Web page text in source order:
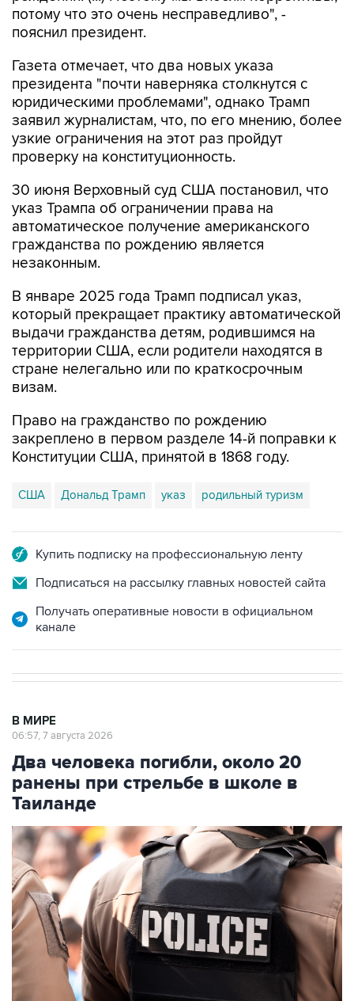
потому что это очень несправедливо", -
пояснил президент.
Газета отмечает, что два новых указа
президента "почти наверняка столкнутся с
юридическими проблемами", однако Трамп
заявил журналистам, что, по его мнению, более
узкие ограничения на этот раз пройдут
проверку на конституционность.
30 июня Верховный суд США постановил, что
указ Трампа об ограничении права на
автоматическое получение американского
гражданства по рождению является
незаконным.
В январе 2025 года Трамп подписал указ,
который прекращает практику автоматической
выдачи гражданства детям, родившимся на
территории США, если родители находятся в
стране нелегально или по краткосрочным
визам.
Право на гражданство по рождению
закреплено в первом разделе 14-й поправки к
Конституции США, принятой в 1868 году.
США Дональд Трамп указ родильный туризм
Купить подписку на профессиональную ленту
Подписаться на рассылку главных новостей сайта
Получать оперативные новости в официальном
канале
В МИРЕ
06:57, 7 августа 2026
Два человека погибли, около 20
ранены при стрельбе в школе в
Таиланде